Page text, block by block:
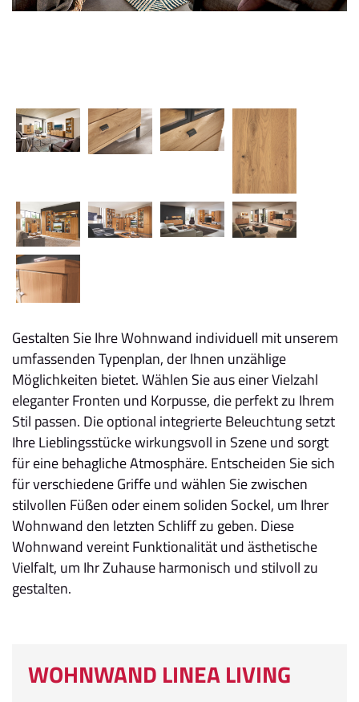
Gestalten Sie Ihre Wohnwand individuell mit unserem
umfassenden Typenplan, der Ihnen unzählige
Möglichkeiten bietet. Wählen Sie aus einer Vielzahl
eleganter Fronten und Korpusse, die perfekt zu Ihrem
Stil passen. Die optional integrierte Beleuchtung setzt
Ihre Lieblingsstücke wirkungsvoll in Szene und sorgt
für eine behagliche Atmosphäre. Entscheiden Sie sich
für verschiedene Griffe und wählen Sie zwischen
stilvollen Füßen oder einem soliden Sockel, um Ihrer
Wohnwand den letzten Schliff zu geben. Diese
Wohnwand vereint Funktionalität und ästhetische
Vielfalt, um Ihr Zuhause harmonisch und stilvoll zu
gestalten.
WOHNWAND LINEA LIVING